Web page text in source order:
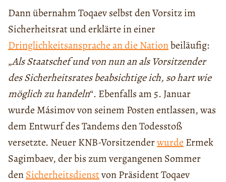
Dann übernahm Toqaev selbst den Vorsitz im
Sicherheitsrat und erklärte in einer
Dringlichkeitsansprache an die Nationbeiläufig:
„Als Staatschef und von nun an als Vorsitzender
des Sicherheitsrates beabsichtige ich, so hart wie
möglich zu handeln“. Ebenfalls am 5. Januar
wurde Másimov von seinem Posten entlassen, was
dem Entwurf des Tandems den Todesstoß
versetzte. Neuer KNB-Vorsitzenderwurde Ermek
Sagimbaev, der bis zum vergangenen Sommer
denSicherheitsdienstvon Präsident Toqaev